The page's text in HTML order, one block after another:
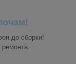
до сборки!